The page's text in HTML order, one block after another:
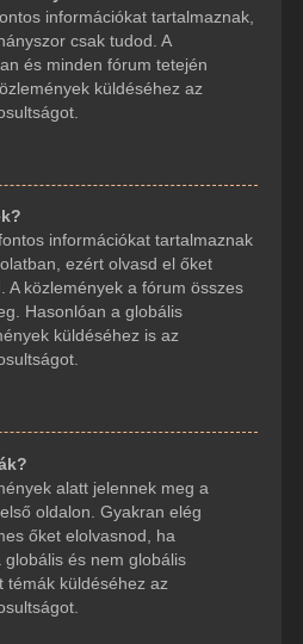
információkat tartalmaznak,
csak tudod. A
és minden fórum tetején
küldéséhez az
információkat tartalmaznak
ezért olvasd el őket
A közlemények a fórum összes
Hasonlóan a globális
küldéséhez is az
alatt jelennek meg a
oldalon. Gyakran elég
őket elolvasnod, ha
és nem globális
témák küldéséhez az